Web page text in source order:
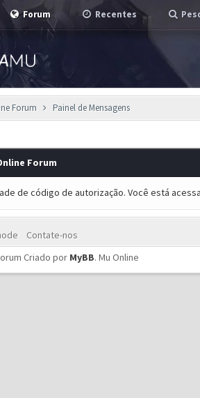
Forum Recentes
Forum Painel de Mensagens
Forum
de código de autorização. Você está
Contate-nos
Criado por MyBB. Mu Online